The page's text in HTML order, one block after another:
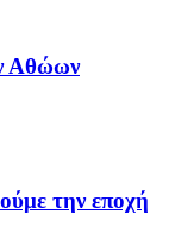
Αθώων
την εποχή